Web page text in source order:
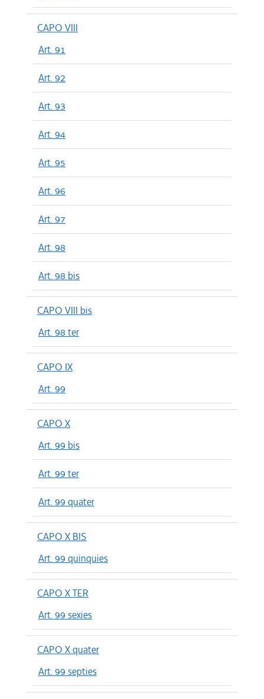
CAPO VIII
Art. 91
Art. 92
Art. 93
Art. 94
Art. 95
Art. 96
Art. 97
Art. 98
Art. 98 bis
CAPO VIII bis
Art. 98 ter
CAPO IX
Art. 99
CAPO X
Art. 99 bis
Art. 99 ter
Art. 99 quater
CAPO X BIS
Art. 99 quinquies
CAPO X TER
Art. 99 sexies
CAPO X quater
Art. 99 septies